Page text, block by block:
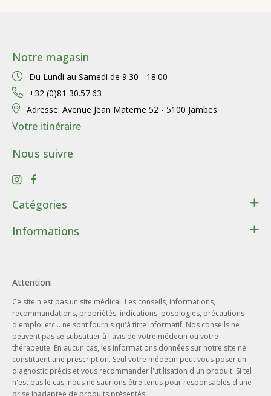
Catégories
Santé
Cadeaux
Phytothérapie
Aromathérapie
Ayurveda
Herboristerie
Nos actualités
Informations
Données personnelles
Conditions d’utilisation du site web
Notre entreprise
Nos engagements
Nos offres d'emploi
Notre magasin
Du Lundi au Samedi de 9:30 - 18:00
+32 (0)81 30.57.63
Adresse: Avenue Jean Materne 52 - 5100 Jambes
Votre itinéraire
Nous suivre
Attention:
Ce site n'est pas un site médical. Les conseils, informations,
recommandations, propriétés, indications, posologies, précautions
d'emploi etc... ne sont fournis qu'à titre informatif. Nos conseils ne
peuvent pas se substituer à l'avis de votre médecin ou votre
thérapeute. En aucun cas, les informations données sur notre site ne
constituent une prescription. Seul votre médecin peut vous poser un
diagnostic précis et vous recommander l'utilisation d'un produit. Si tel
n'est pas le cas, nous ne saurions être tenus pour responsables d'une
prise inadaptée de produits présentés.